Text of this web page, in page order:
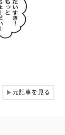
▶元記事を見る